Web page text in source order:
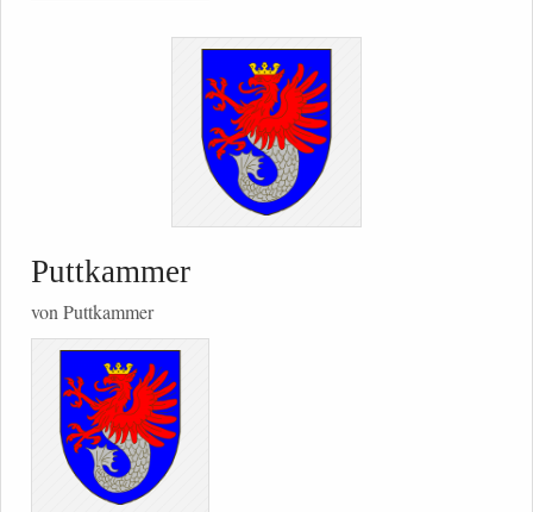
Puttkammer
von Puttkammer